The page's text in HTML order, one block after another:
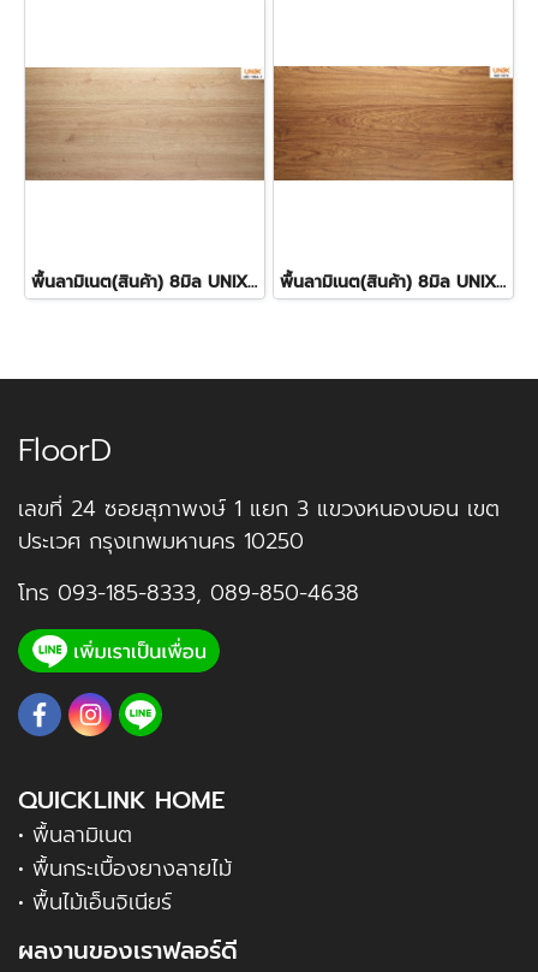
พื้นลามิเนต(สินค้า) 8มิล UNIX- SCG_1064 ราคา290บาท/ตร.ม. พื้นลามิเนต(สินค้า) 8มิล UNIX- SCG_1072 ราคา290บาท/ตร.ม.
FloorD
เลขที่ 24 ซอยสุภาพงษ์ 1 แยก 3 แขวงหนองบอน เขต
ประเวศ กรุงเทพมหานคร 10250
โทร 093-185-8333, 089-850-4638
QUICKLINK HOME
• พื้นลามิเนต
• พื้นกระเบื้องยางลายไม้
• พื้นไม้เอ็นจิเนียร์
ผลงานของเราฟลอร์ดี